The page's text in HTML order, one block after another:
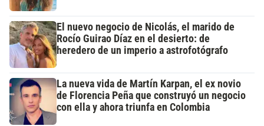
El nuevo negocio de Nicolás, el marido de
Rocío Guirao Díaz en el desierto: de
heredero de un imperio a astrofotógrafo
La nueva vida de Martín Karpan, el ex novio
de Florencia Peña que construyó un negocio
con ella y ahora triunfa en Colombia